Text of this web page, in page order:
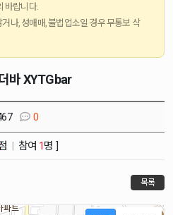
바랍니다.
나, 성매매, 불법업소일 경우 무통보 삭
바 XYTGbar
0
| 참여 1명 ]
목록